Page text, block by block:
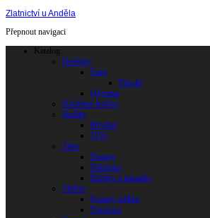
Zlatnictví u Anděla
Přepnout navigaci
Katalog
Hodinky
Prim
Pánské
Olympia
Nástěnné hodiny
Budíky
Rhythm
JVD
Zlato
Prsteny
Náušnice
Řetízky a náramky
Stříbro
Prsteny stříbro
Náušnice